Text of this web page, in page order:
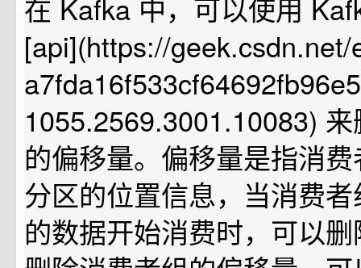
在 Kafka 中，可以使用
[api](https://
1055.2569.3001.10083)
的偏移量。偏移量是指消
分区的位置信息，当消费
的数据开始消费时，可以